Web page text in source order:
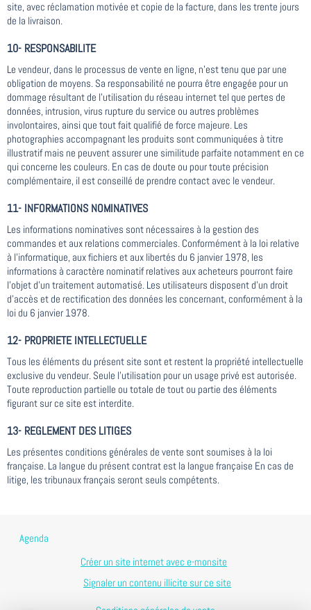
site, avec réclamation motivée et copie de la facture, dans les trente jours
de la livraison.
10- RESPONSABILITE
Le vendeur, dans le processus de vente en ligne, n'est tenu que par une
obligation de moyens. Sa responsabilité ne pourra être engagée pour un
dommage résultant de l'utilisation du réseau internet tel que pertes de
données, intrusion, virus rupture du service ou autres problèmes
involontaires, ainsi que tout fait qualifié de force majeure. Les
photographies accompagnant les produits sont communiquées à titre
illustratif mais ne peuvent assurer une similitude parfaite notamment en ce
qui concerne les couleurs. En cas de doute ou pour toute précision
complémentaire, il est conseillé de prendre contact avec le vendeur.
11- INFORMATIONS NOMINATIVES
Les informations nominatives sont nécessaires à la gestion des
commandes et aux relations commerciales. Conformément à la loi relative
à l’informatique, aux fichiers et aux libertés du 6 janvier 1978, les
informations à caractère nominatif relatives aux acheteurs pourront faire
l’objet d’un traitement automatisé. Les utilisateurs disposent d’un droit
d’accès et de rectification des données les concernant, conformément à la
loi du 6 janvier 1978.
12- PROPRIETE INTELLECTUELLE
Tous les éléments du présent site sont et restent la propriété intellectuelle
exclusive du vendeur. Seule l'utilisation pour un usage privé est autorisée.
Toute reproduction partielle ou totale de tout ou partie des éléments
figurant sur ce site est interdite.
13- REGLEMENT DES LITIGES
Les présentes conditions générales de vente sont soumises à la loi
française. La langue du présent contrat est la langue française En cas de
litige, les tribunaux français seront seuls compétents.
Agenda
Créer un site internet avec e-monsite
Signaler un contenu illicite sur ce site